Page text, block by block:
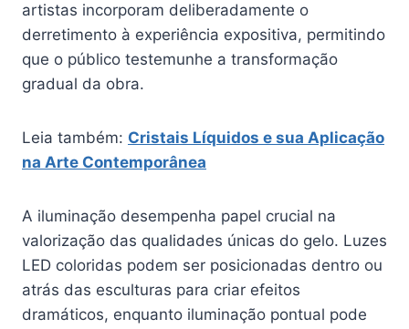
artistas incorporam deliberadamente o
derretimento à experiência expositiva, permitindo
que o público testemunhe a transformação
gradual da obra.
Leia também: Cristais Líquidos e sua Aplicação
na Arte Contemporânea
A iluminação desempenha papel crucial na
valorização das qualidades únicas do gelo. Luzes
LED coloridas podem ser posicionadas dentro ou
atrás das esculturas para criar efeitos
dramáticos, enquanto iluminação pontual pode